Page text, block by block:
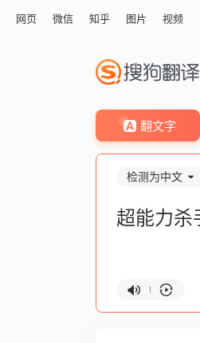
网页 微信 知乎 图片 视频
翻文字
检测为中文